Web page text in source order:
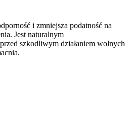
i zmniejsza podatność na
Jest naturalnym
szkodliwym działaniem wolnych